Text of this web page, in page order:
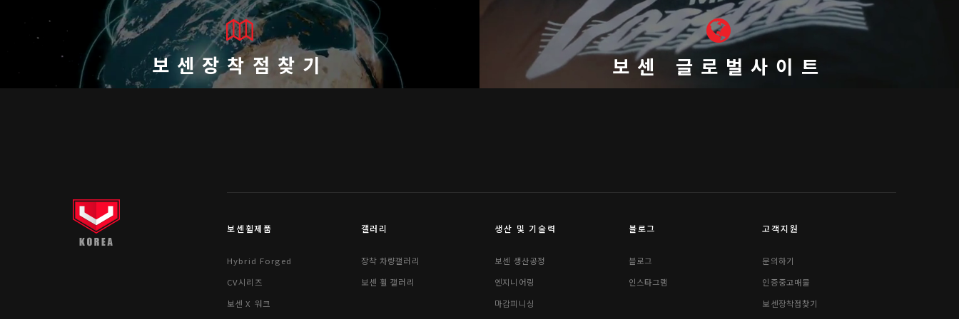
보센장착점찾기 보센 글로벌사이트
보센휠제품
Hybrid Forged
CV시리즈
보센 X 워크
갤러리
장착 차량갤러리
보센 휠 갤러리
생산 및 기술력
보센 생산공정
엔지니어링
마감피니싱
블로그
블로그
인스타그램
고객지원
문의하기
인증중고매물
보센장착점찾기